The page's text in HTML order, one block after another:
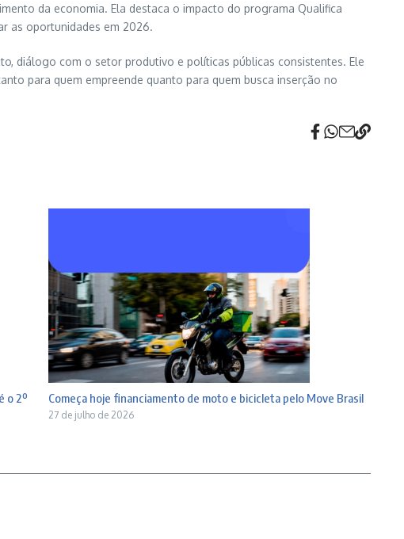
da economia. Ela destaca o impacto do programa Qualifica
as oportunidades em 2026.
diálogo com o setor produtivo e políticas públicas consistentes. Ele
para quem empreende quanto para quem busca inserção no
o 2º
Começa hoje financiamento de moto e bicicleta pelo Move Brasil
27 de julho de 2026